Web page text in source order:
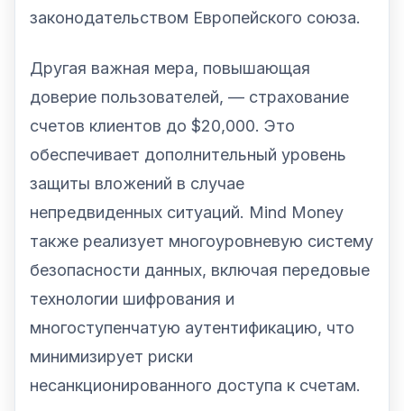
законодательством Европейского союза.
Другая важная мера, повышающая
доверие пользователей, — страхование
счетов клиентов до $20,000. Это
обеспечивает дополнительный уровень
защиты вложений в случае
непредвиденных ситуаций. Mind Money
также реализует многоуровневую систему
безопасности данных, включая передовые
технологии шифрования и
многоступенчатую аутентификацию, что
минимизирует риски
несанкционированного доступа к счетам.